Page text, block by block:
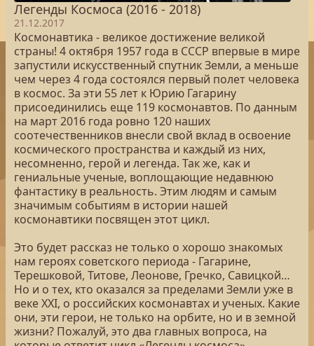
Легенды Космоса (2016 - 2018)
21.12.2017
Космонавтика - великое достижение великой
страны! 4 октября 1957 года в СССР впервые в мире
запустили искусственный спутник Земли, а меньше
чем через 4 года состоялся первый полет человека
в космос. За эти 55 лет к Юрию Гагарину
присоединились еще 119 космонавтов. По данным
на март 2016 года ровно 120 наших
соотечественников внесли свой вклад в освоение
космического пространства и каждый из них,
несомненно, герой и легенда. Так же, как и
гениальные ученые, воплощающие недавнюю
фантастику в реальность. Этим людям и самым
значимым событиям в истории нашей
космонавтики посвящен этот цикл.
Это будет рассказ не только о хорошо знакомых
нам героях советского периода - Гагарине,
Терешковой, Титове, Леонове, Гречко, Савицкой…
Но и о тех, кто оказался за пределами Земли уже в
веке XXI, о российских космонавтах и ученых. Какие
они, эти герои, не только на орбите, но и в земной
жизни? Пожалуй, это два главных вопроса, на